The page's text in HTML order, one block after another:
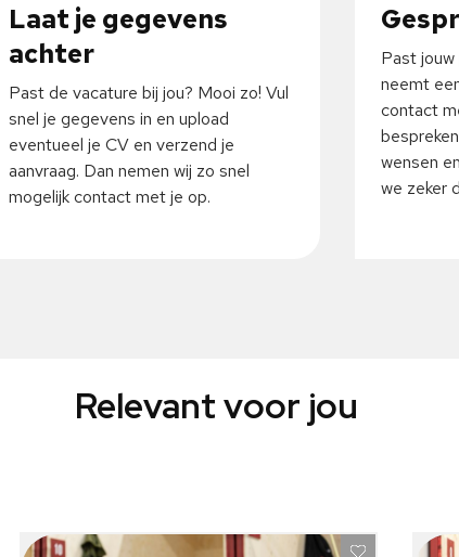
Laat je gegevens
achter
Past de vacature bij jou? Mooi zo! Vul
snel je gegevens in en upload
eventueel je CV en verzend je
aanvraag. Dan nemen wij zo snel
mogelijk contact met je op.
Past
neemt
contact
wensen
we zeker
Relevant voor jou